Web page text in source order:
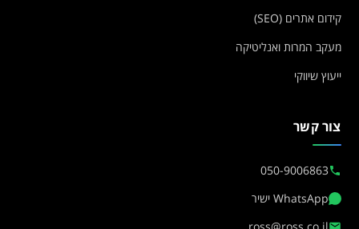
קידום אתרים (SEO)
מעקב המרות ואנליטיקה
ייעוץ שיווקי
צור קשר
050-9006863
WhatsApp ישיר